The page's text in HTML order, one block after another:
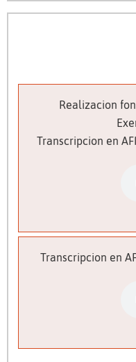
Realizacion
Transcripcion en
Transcripcion en